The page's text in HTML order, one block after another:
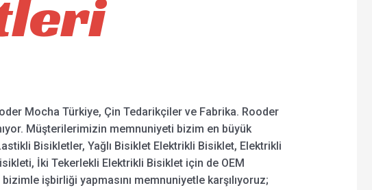
Mocha Türkiye, Çin Tedarikçiler ve Fabrika. Rooder
Müşterilerimizin memnuniyeti bizim en büyük
Bisikletler, Yağlı Bisiklet Elektrikli Bisiklet, Elektrikli
İki Tekerlekli Elektrikli Bisiklet için de OEM
işbirliği yapmasını memnuniyetle karşılıyoruz;